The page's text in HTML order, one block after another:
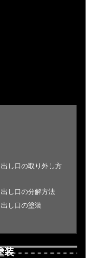
し口の取り外し方
し口の分解方法
し口の塗装
装